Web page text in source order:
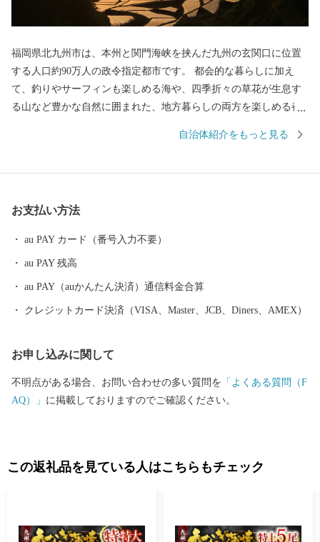
福岡県北九州市は、本州と関門海峡を挟んだ九州の玄関口に位置
する人口約90万人の政令指定都市です。 都会的な暮らしに加え
て、釣りやサーフィンも楽しめる海や、四季折々の草花が生息す
る山など豊かな自然に囲まれた、地方暮らしの両方を楽しめる都
明太子など本市ならではの返礼品に加え、黒毛和牛・ウナギ・カ
自治体紹介をもっと見る
お支払い方法
au PAY カード（番号入力不要）
au PAY 残高
au PAY（auかんたん決済）通信料金合算
クレジットカード決済（VISA、Master、JCB、Diners、AMEX）
お申し込みに関して
不明点がある場合、お問い合わせの多い質問を 「よくある質問（F
AQ）」 に掲載しておりますのでご確認ください。
この返礼品を見ている人はこちらもチェック